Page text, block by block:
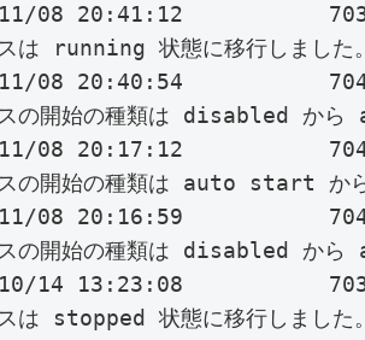
11/08 20:41:12
ビスは running
11/08 20:40:54
スの開始の種類は
11/08 20:17:12
スの開始の種類は auto
11/08 20:16:59
スの開始の種類は
10/14 13:23:08
は stopped 状態に移行しました